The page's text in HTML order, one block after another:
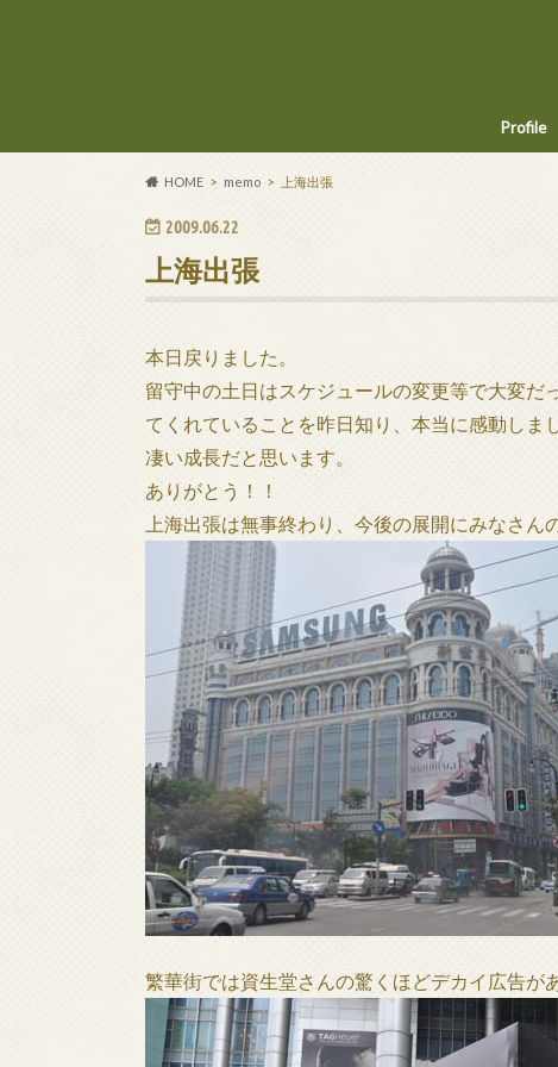
Profile
HOME memo 上海出張
2009.06.22
上海出張
本日戻りました。
留守中の土日はスケジュールの変更等で大変だ
てくれていることを昨日知り、本当に感動しまし
凄い成長だと思います。
ありがとう！！
上海出張は無事終わり、今後の展開にみなさん
繁華街では資生堂さんの驚くほどデカイ広告が